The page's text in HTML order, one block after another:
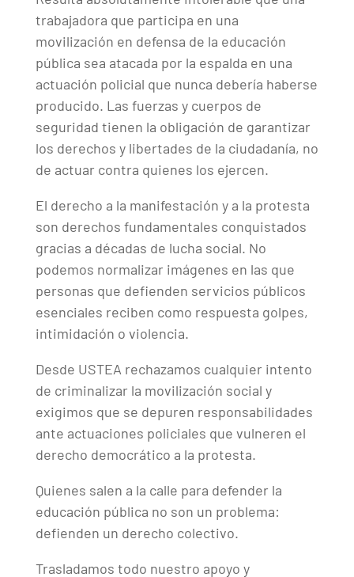
trabajadora que participa en una
movilización en defensa de la educación
pública sea atacada por la espalda en una
actuación policial que nunca debería haberse
producido. Las fuerzas y cuerpos de
seguridad tienen la obligación de garantizar
los derechos y libertades de la ciudadanía, no
de actuar contra quienes los ejercen.
El derecho a la manifestación y a la protesta
son derechos fundamentales conquistados
gracias a décadas de lucha social. No
podemos normalizar imágenes en las que
personas que defienden servicios públicos
esenciales reciben como respuesta golpes,
intimidación o violencia.
Desde USTEA rechazamos cualquier intento
de criminalizar la movilización social y
exigimos que se depuren responsabilidades
ante actuaciones policiales que vulneren el
derecho democrático a la protesta.
Quienes salen a la calle para defender la
educación pública no son un problema:
defienden un derecho colectivo.
Trasladamos todo nuestro apoyo y